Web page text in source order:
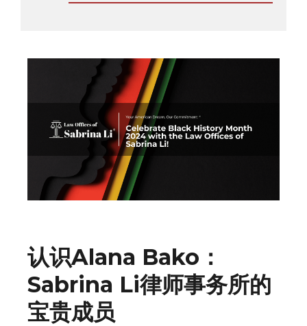
认识Alana Bako：
Sabrina Li律师事务所的
宝贵成员